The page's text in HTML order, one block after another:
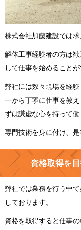
株式会社加藤建設では求
解体工事経験者の方は
して仕事を始めることが
弊社には数々現場を経
一から丁寧に仕事を教
ずは謙虚な心を持って働
専門技術を身に付け、是
資格取得を
弊社では業務を行う中
しております。
資格を取得すると仕事